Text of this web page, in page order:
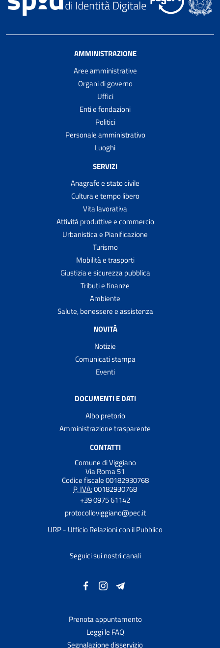
AMMINISTRAZIONE
Aree amministrative
Organi di governo
Uffici
Enti e fondazioni
Politici
Personale amministrativo
Luoghi
SERVIZI
Anagrafe e stato civile
Cultura e tempo libero
Vita lavorativa
Attività produttive e commercio
Urbanistica e Pianificazione
Turismo
Mobilità e trasporti
Giustizia e sicurezza pubblica
Tributi e finanze
Ambiente
Salute, benessere e assistenza
NOVITÀ
Notizie
Comunicati stampa
Eventi
DOCUMENTI E DATI
Albo pretorio
Amministrazione trasparente
CONTATTI
Comune di Viggiano
Via Roma 51
Codice fiscale 00182930768
P. IVA:00182930768
+39 0975 61142
protocolloviggiano@pec.it
URP - Ufficio Relazioni con il Pubblico
Seguici sui nostri canali
Prenota appuntamento
Leggi le FAQ
Segnalazione disservizio